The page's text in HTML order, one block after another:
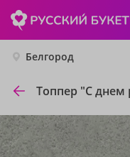
Белгород
Топпер "С днем